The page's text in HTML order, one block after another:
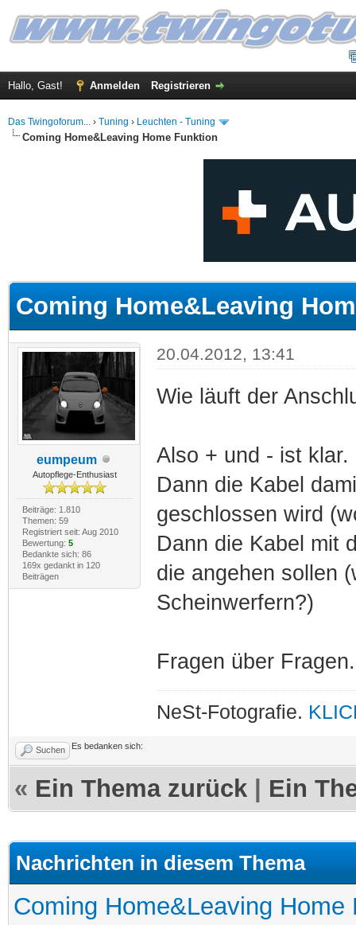
Hallo, Gast! Anmelden Registrieren
Das Twingoforum... › Tuning › Leuchten - Tuning
Coming Home&Leaving Home Funktion
Coming Home&Leaving
eumpeum
Autopflege-Enthusiast
Beiträge: 1.810
Themen: 59
Registriert seit: Aug 2010
Bewertung: 5
Bedankte sich: 86
169x gedankt in 120
Beiträgen
20.04.2012, 13:41
Wie läuft der
Also + und - ist klar.
Dann die Kabel
geschlossen wird
Dann die Kabel mit
die angehen sollen
Scheinwerfern?)
Fragen über
NeSt-Fotografie.
Suchen Es bedanken sich:
« Ein Thema zurück Ein
Nachrichten in diesem Thema
Coming Home&Leaving Home